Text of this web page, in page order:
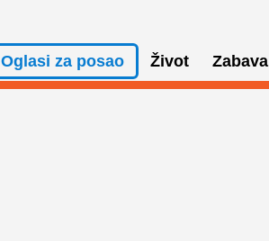
Oglasi za posao Život Zabava